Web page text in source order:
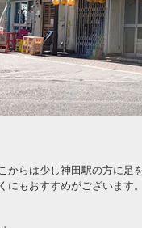
からは少し神田駅の方に足
にもおすすめがございます。